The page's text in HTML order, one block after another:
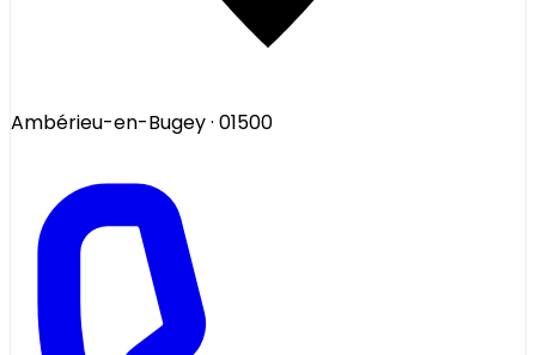
Ambérieu-en-Bugey· 01500